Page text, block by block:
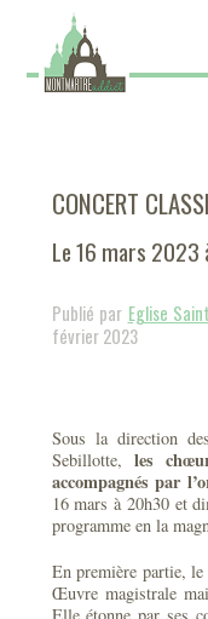
CONCERT
Le 16 mars
Publié par Eglise
février 2023
Sous la direction
Sebillotte, les
accompagnés par
16 mars à 20h30 et
programme en la
En première partie, le
Œuvre magistrale